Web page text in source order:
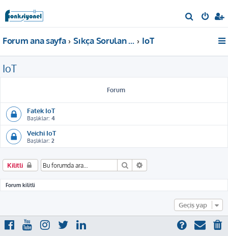
r
Forum ana sayfa Sıkça Sorulan Sorular IoT
IoT
Forum
Fatek IoT
Başlıklar: 4
Veichi IoT
Başlıklar: 2
Kilitli Ara
Forum kilitli
Geçiş yap